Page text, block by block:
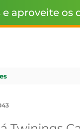
e aproveite os